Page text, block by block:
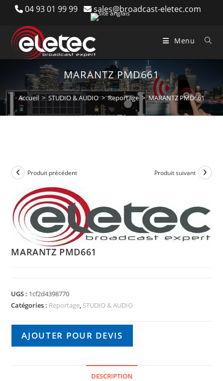
content
04 93 01 99 99 sales@broadcast-eletec.com
Menu
MARANTZ PMD661
Accueil > STUDIO & AUDIO > Reportage > MARANTZ PMD661
Produit précédent Produit suivant
MARANTZ PMD661
UGS : 1cf2d4398770
Catégories : Reportage, STUDIO & AUDIO
AJOUTER POUR DEVIS
DESCRIPTION